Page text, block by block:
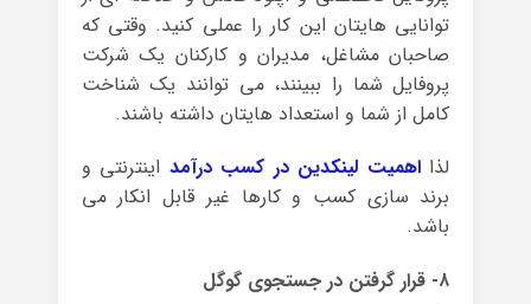
توانایی هایتان این کار را عملی کنید. وقتی که
صاحبان مشاغل، مدیران و کارکنان یک شرکت
پروفایل شما را ببینند، می توانند یک شناخت
کامل از شما و استعداد هایتان داشته باشند.
لذااهمیت لینکدین در کسب درآمد اینترنتی و
برند سازی کسب و کارها غیر قابل انکار می
باشد.
۸- قرار گرفتن در جستجوی گوگل